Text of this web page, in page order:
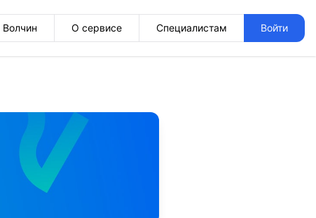
Волчин О сервисе Специалистам Войти